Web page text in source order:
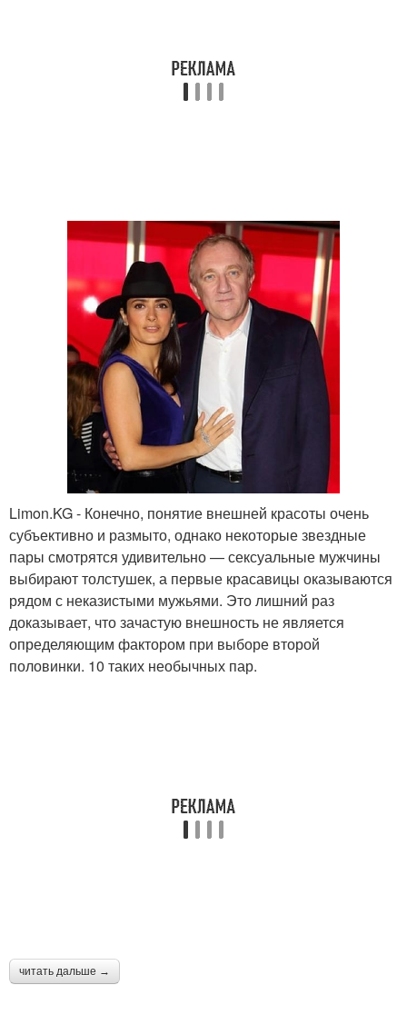
Limon.KG - Конечно, понятие внешней красоты очень
субъективно и размыто, однако некоторые звездные
пары смотрятся удивительно — сексуальные мужчины
выбирают толстушек, а первые красавицы оказываются
рядом с неказистыми мужьями. Это лишний раз
доказывает, что зачастую внешность не является
определяющим фактором при выборе второй
половинки. 10 таких необычных пар.
читать дальше →